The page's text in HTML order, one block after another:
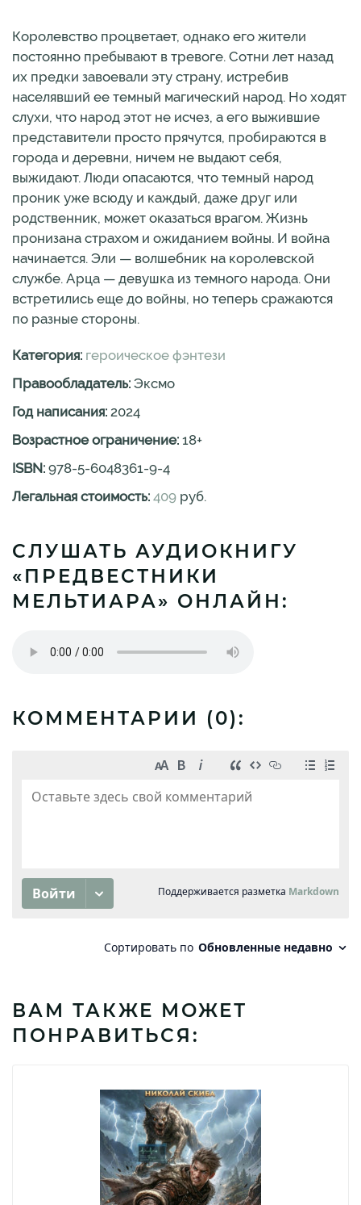
Королевство процветает, однако его жители
постоянно пребывают в тревоге. Сотни лет назад
их предки завоевали эту страну, истребив
населявший ее темный магический народ. Но ходят
слухи, что народ этот не исчез, а его выжившие
представители просто прячутся, пробираются в
города и деревни, ничем не выдают себя,
выжидают. Люди опасаются, что темный народ
проник уже всюду и каждый, даже друг или
родственник, может оказаться врагом. Жизнь
пронизана страхом и ожиданием войны. И война
начинается. Эли — волшебник на королевской
службе. Арца — девушка из темного народа. Они
встретились еще до войны, но теперь сражаются
по разные стороны.
Категория: героическое фэнтези
Правообладатель: Эксмо
Год написания: 2024
Возрастное ограничение: 18+
ISBN: 978-5-6048361-9-4
Легальная стоимость: 409 руб.
СЛУШАТЬ АУДИОКНИГУ
«ПРЕДВЕСТНИКИ
МЕЛЬТИАРА» ОНЛАЙН:
КОММЕНТАРИИ (0):
ВАМ ТАКЖЕ МОЖЕТ
ПОНРАВИТЬСЯ: